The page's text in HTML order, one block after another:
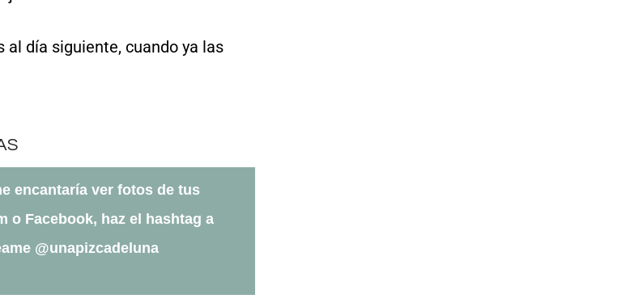
día siguiente, cuando ya las
encantaría ver fotos de tus
o Facebook, haz el hashtag a
@unapizcadeluna